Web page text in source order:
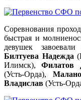
Соревнования
быстрая и
девушек завоевали
Билтуева Надежда
Илимск),Филатов
(Усть-Орда),
Владислав (Усть-